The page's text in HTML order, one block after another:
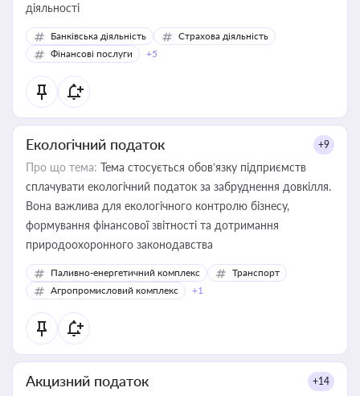
діяльності
Банківська діяльність
Страхова діяльність
Фінансові послуги
+5
Екологічний податок +9
Про що тема: Тема стосується обов’язку підприємств
сплачувати екологічний податок за забруднення довкілля.
Вона важлива для екологічного контролю бізнесу,
формування фінансової звітності та дотримання
природоохоронного законодавства
Паливно-енергетичний комплекс
Транспорт
Агропромисловий комплекс
+1
Акцизний податок +14